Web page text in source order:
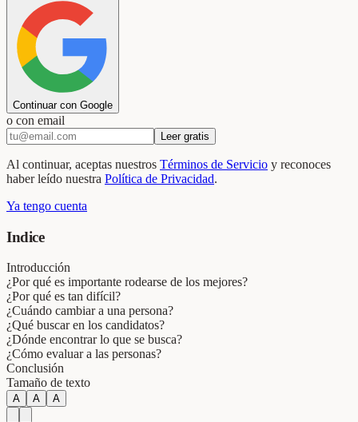
Continuar con Google
o con email
Leer gratis
Al continuar, aceptas nuestros Términos de Servicio y reconoces
haber leído nuestra Política de Privacidad.
Ya tengo cuenta
Indice
Introducción
¿Por qué es importante rodearse de los mejores?
¿Por qué es tan difícil?
¿Cuándo cambiar a una persona?
¿Qué buscar en los candidatos?
¿Dónde encontrar lo que se busca?
¿Cómo evaluar a las personas?
Conclusión
Tamaño de texto
A A A